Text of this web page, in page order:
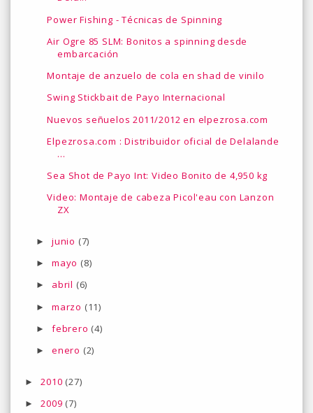
Power Fishing - Técnicas de Spinning
Air Ogre 85 SLM: Bonitos a spinning desde
embarcación
Montaje de anzuelo de cola en shad de vinilo
Swing Stickbait de Payo Internacional
Nuevos señuelos 2011/2012 en elpezrosa.com
Elpezrosa.com : Distribuidor oficial de Delalande
...
Sea Shot de Payo Int: Video Bonito de 4,950 kg
Video: Montaje de cabeza Picol'eau con Lanzon
ZX
► junio (7)
► mayo (8)
► abril (6)
► marzo (11)
► febrero (4)
► enero (2)
►2010 (27)
►2009 (7)